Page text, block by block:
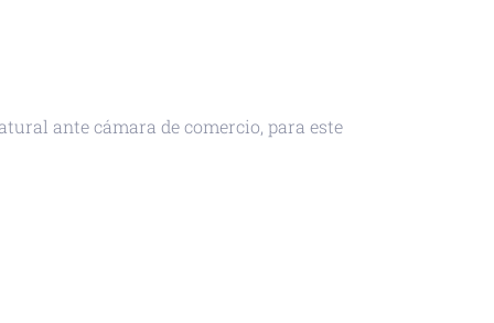
ante cámara de comercio, para este